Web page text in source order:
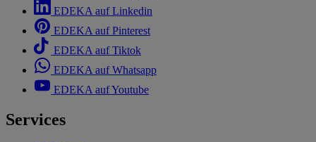
EDEKA auf Linkedin
EDEKA auf Pinterest
EDEKA auf Tiktok
EDEKA auf Whatsapp
EDEKA auf Youtube
Services